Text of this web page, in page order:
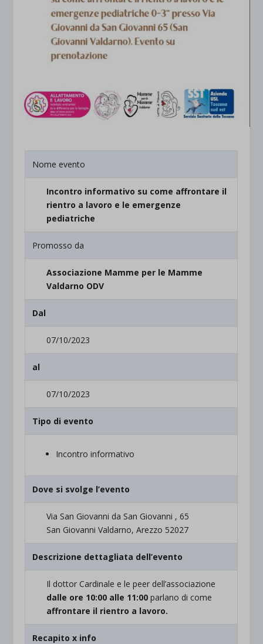
Nome evento
Incontro informativo su come affrontare il
rientro a lavoro e le emergenze
pediatriche
Promosso da
Associazione Mamme per le Mamme
Valdarno ODV
Dal
07/10/2023
al
07/10/2023
Tipo di evento
Incontro informativo
Dove si svolge l’evento
Via San Giovanni da San Giovanni , 65
San Giovanni Valdarno, Arezzo 52027
Descrizione dettagliata dell’evento
Il dottor Cardinale e le peer dell’associazione
dalle ore 10:00 alle 11:00 parlano di come
affrontare il rientro a lavoro.
Recapito x info